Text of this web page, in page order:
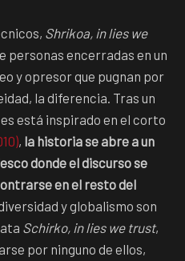
Shrikoa, in lies we
personas encerradas en un
y opresor que pugnan por
la diferencia. Tras un
está inspirado en el corto
, la historia se abre a un
donde el discurso se
en el resto del
y globalismo son
Schirko, in lies we trust,
por ninguno de ellos,